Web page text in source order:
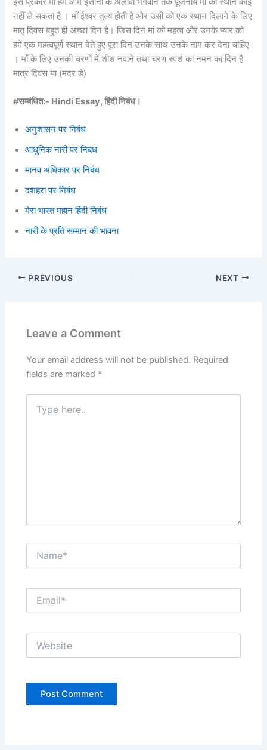
नहीं ले सकता है । माँ ईश्वर तुल्य होती है और उसी को एक स्थान दिलाने के लिए
मातृ दिवस बहुत ही अच्छा दिन है। जिस दिन मां को महत्व और उनके प्यार को
हमें एक महत्वपूर्ण स्थान देते हुए पूरा दिन उनके साथ उनके नाम कर देना चाहिए
। माँ के लिए उनकी चरणों में शीश नवाने तथा चरण स्पर्श का नमन का दिन है
मात्र दिवस या (मदर डे)
#सम्बंधित:- Hindi Essay, हिंदी निबंध।
अनुशासन पर निबंध
आधुनिक नारी पर निबंध
मानव अधिकार पर निबंध
दशहरा पर निबंध
मेरा भारत महान हिंदी निबंध
नारी के प्रति सम्मान की भावना
PREVIOUS NEXT
Leave a Comment
Your email address will not be published. Required
fields are marked *
here..